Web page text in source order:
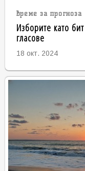
време за прогноза
Изборите като
гласове
18 окт. 2024